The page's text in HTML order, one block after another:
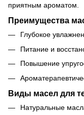
приятным ароматом.
Преимущества
Глубокое
Питание и
Повышение
Виды масел для
Натуральные